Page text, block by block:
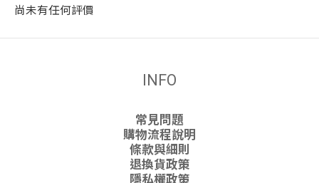
尚未有任何評價
INFO
常見問題
購物流程說明
條款與細則
退換貨政策
隱私權政策